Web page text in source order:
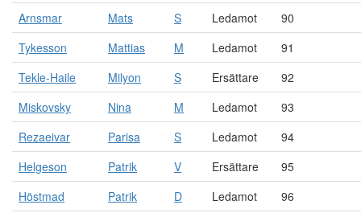
Arnsmar
Mats S Ledamot
90
Tykesson
Mattias M Ledamot
91
Tekle-Haile
Milyon S Ersättare
92
Miskovsky
Nina M Ledamot
93
Rezaeivar
Parisa S Ledamot
94
Helgeson
Patrik V Ersättare
95
Höstmad
Patrik D Ledamot
96